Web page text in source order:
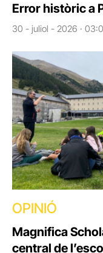
Error històric a
30 - juliol - 2026 ·
OPINIÓ
Magnifica
central de